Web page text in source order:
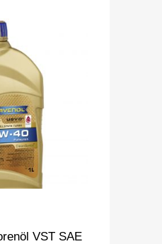
VST SAE